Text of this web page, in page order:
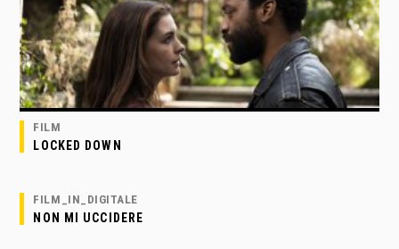
FILM
LOCKED DOWN
FILM_IN_DIGITALE
NON MI UCCIDERE